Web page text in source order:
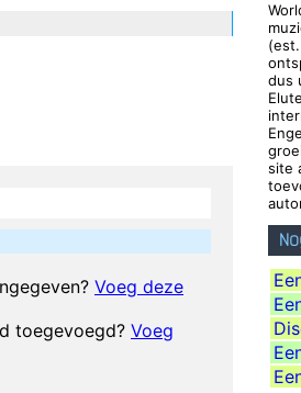
Anarchy is the only
least favorite kind of music, because it
Rock And Roll Concert And Watching
There is no dark side of the moon really
Manson has a woman´s name and wears
tell him 'rock´n´roll' or they won´t
could make you do something we'd
What the fuck do
She
guy's Fender Jaguar and Boss Tone
a little power trio - we were actually
Voeg deze
toegevoegd? Voeg
dus
site